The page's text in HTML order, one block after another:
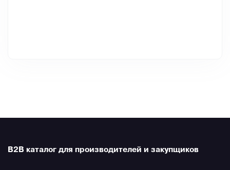
B2B каталог для производителей и закупщиков